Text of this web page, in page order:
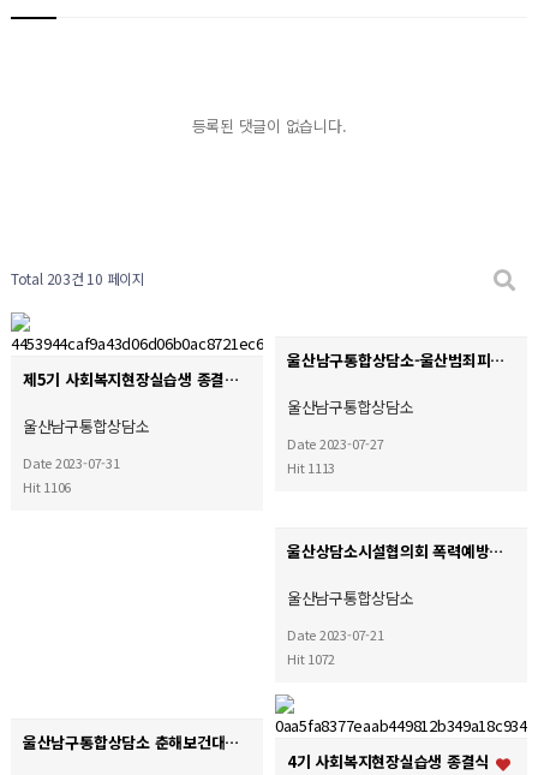
등록된 댓글이 없습니다.
Total 203건 10 페이지
제5기 사회복지현장실습생 종결식
울산남구통합상담소
Date 2023-07-31
Hit 1106
울산남구통합상담소-울산범죄피해자지원센터 업무협약식
울산남구통합상담소
Date 2023-07-27
Hit 1113
울산상담소시설협의회 폭력예방캠페인
울산남구통합상담소
Date 2023-07-21
Hit 1072
울산남구통합상담소 춘해보건대학 업무협약체결
4기 사회복지현장실습생 종결식